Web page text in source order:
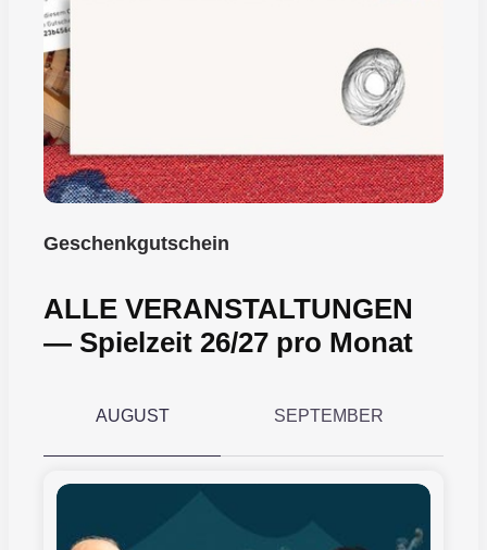
Geschenkgutschein
ALLE VERANSTALTUNGEN
― Spielzeit 26/27 pro Monat
AUGUST SEPTEMBER